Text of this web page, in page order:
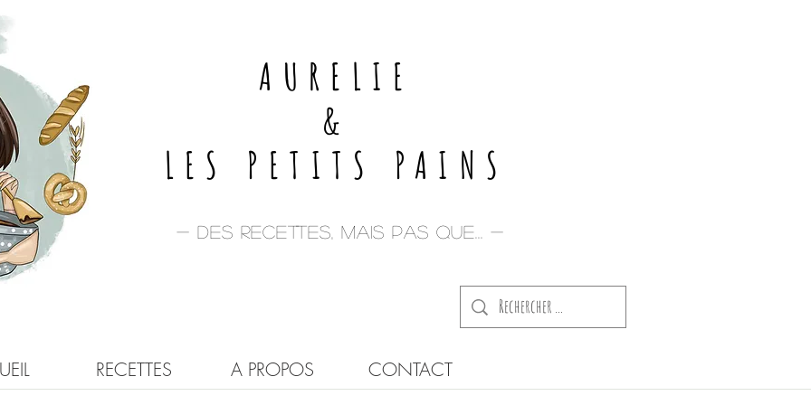
AURELIE
&
LES PETITS PAINS
- Des recettes, mais pas que... -
RECETTES A PROPOS CONTACT